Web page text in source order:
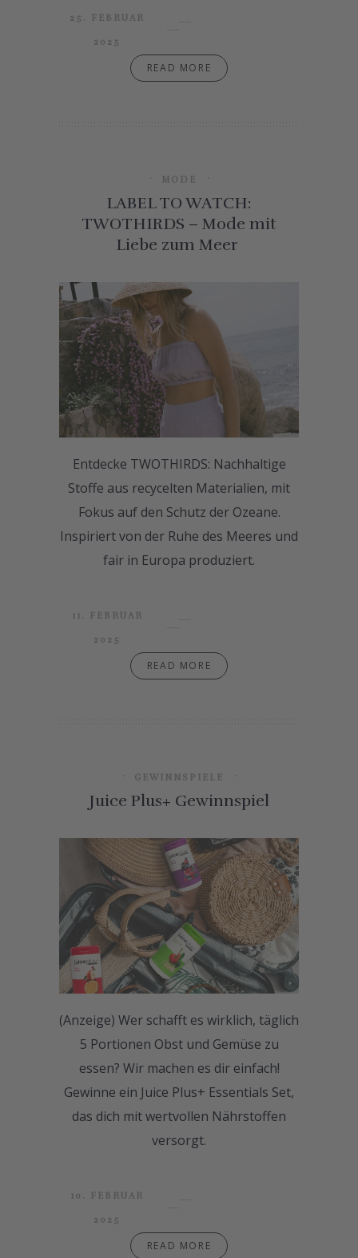
25. FEBRUAR
2025
READ MORE
MODE
LABEL TO WATCH:
TWOTHIRDS – Mode mit
Liebe zum Meer
Entdecke TWOTHIRDS: Nachhaltige
Stoffe aus recycelten Materialien, mit
Fokus auf den Schutz der Ozeane.
Inspiriert von der Ruhe des Meeres und
fair in Europa produziert.
11. FEBRUAR
2025
READ MORE
GEWINNSPIELE
Juice Plus+ Gewinnspiel
(Anzeige) Wer schafft es wirklich, täglich
5 Portionen Obst und Gemüse zu
essen? Wir machen es dir einfach!
Gewinne ein Juice Plus+ Essentials Set,
das dich mit wertvollen Nährstoffen
versorgt.
10. FEBRUAR
2025
READ MORE